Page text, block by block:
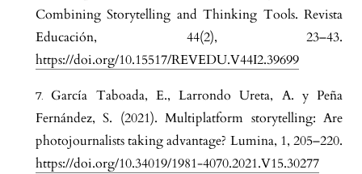
Combining Storytelling and Thinking Tools. Revista
Educación, 44(2), 23–43.
https://doi.org/10.15517/REVEDU.V44I2.39699
García Taboada, E., Larrondo Ureta, A. y Peña
Fernández, S. (2021). Multiplatform storytelling: Are
photojournalists taking advantage? Lumina, 1, 205–220.
https://doi.org/10.34019/1981-4070.2021.V15.30277